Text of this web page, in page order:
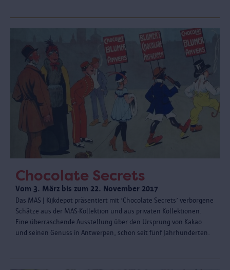
Chocolate Secrets
Vom 3. März bis zum 22. November 2017
Das MAS | Kijkdepot präsentiert mit ‘Chocolate Secrets’ verborgene
Schätze aus der MAS-Kollektion und aus privaten Kollektionen.
Eine überraschende Ausstellung über den Ursprung von Kakao
und seinen Genuss in Antwerpen, schon seit fünf Jahrhunderten.